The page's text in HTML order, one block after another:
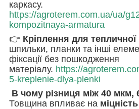
каркасу.
https://agroterem.com.ua/ua/
kompozitnaya-armatura
👉 Кріплення для тепличної
шпильки, планки та інші
фіксації без пошкодження
матеріалу. https://
5-kreplenie-dlya-plenki
В чому різниця між 40 мкм,
Товщина впливає на